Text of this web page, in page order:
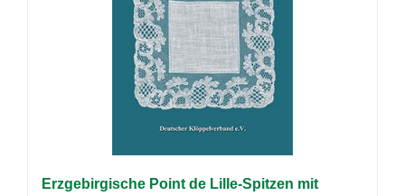
Erzgebirgische Point de Lille-Spitzen mit